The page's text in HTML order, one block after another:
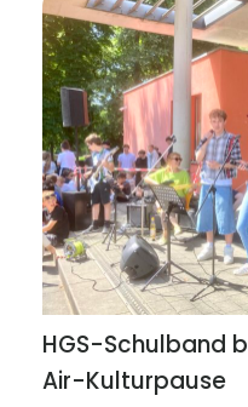
HGS-Schulband
Air-Kulturpause